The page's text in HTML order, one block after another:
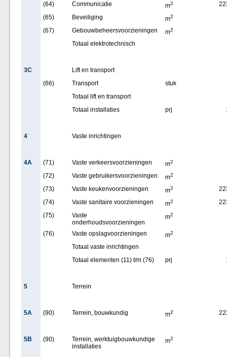
(64)
Communicatie m2
(65)
Beveiliging m2
(67) Gebouwbeheersvoorzieningen m2
Totaal elektrotechnisch
3C
Lift en transport
(66)
Transport
stuk
Totaal lift en transport
Totaal installaties
prj
4 Vaste inrichtingen
4A (71) Vaste verkeersvoorzieningen m2
(72) Vaste gebruikersvoorzieningen m2
(73) Vaste keukenvoorzieningen m2
(74)
Vaste sanitaire voorzieningen m2
(75)
Vaste
onderhoudsvoorzieningen
m2
(76) Vaste opslagvoorzieningen m2
Totaal vaste inrichtingen
Totaal elementen (11) t/m (76)
prj
5 Terrein
5A (90) Terrein, bouwkundig m2
5B (90)
Terrein, werktuigbouwkundige
installaties
m2